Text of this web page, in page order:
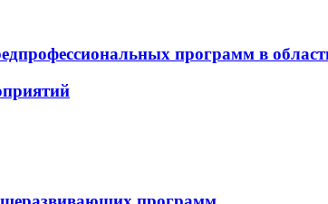
программ в